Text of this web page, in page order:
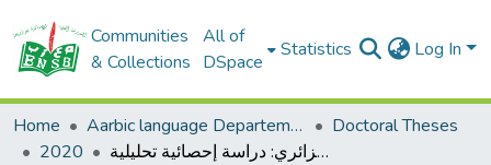
Communities
& Collections
All of
DSpace
Statistics Log In
Home Aarbic language Departement
Doctoral Theses
2020
تعليميات الوحدات المعجمية في كتب الجيل الثاني للغة العربية في التعليم الابتدائي الجزائري: دراسة إحصائية تحليلية